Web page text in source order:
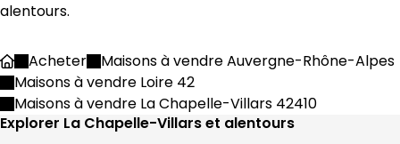
Condrieu - 69420
Maison de village • 3 pièces • 59 m²
DPE :
D 2 chambres
,
de village 105 m² 4 pièces Condrieu
Aller à l'image1
Aller à l'image2
Aller à l'image3
Aller à l'image4
Aller à l'image5
alentours.
AccueilAcheter
Maisons à vendre Auvergne-Rhône-Alpes
Maisons à vendre Loire 42
Maisons à vendre La Chapelle-Villars 42410
Explorer La Chapelle-Villars et alentours